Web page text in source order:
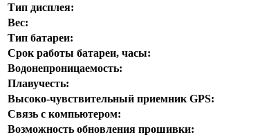
Тип дисплея:
Вес:
Тип батареи:
Срок работы батареи, часы:
Водонепроницаемость:
Плавучесть:
Высоко-чувствительный приемник GPS:
Связь с компьютером:
Возможность обновления прошивки: